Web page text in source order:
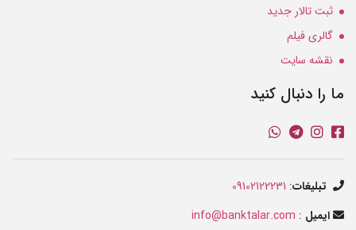
ثبت تالار جدید
گالری فیلم
نقشه سایت
ما را دنبال کنید
تبلیغات:
09102122231
ایمیل :
info@banktalar.com